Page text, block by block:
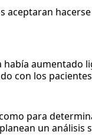
había
con los
para
un análisis